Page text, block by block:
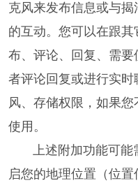
克风来发布信息或与
的互动。您可以在跟
布、评论、回复、需
者评论回复或进行实
风、存储权限，如果
使用。
上述附加功能可能
启您的地理位置（位